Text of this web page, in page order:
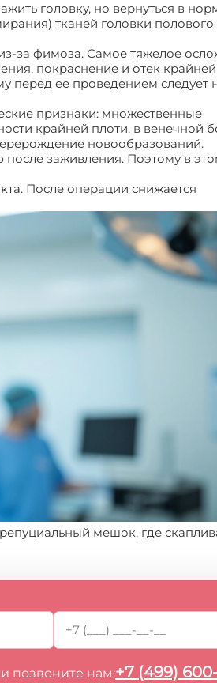
головку, но вернуться в
тканей головки полового
за фимоза. Самое тяжелое
покраснение и отек
перед ее проведением следует
признаки: множественные
крайней плоти, в венечной
новообразований.
заживления. Поэтому в
После операции снижается
мешок, где
позвоните нам:+7 (499)